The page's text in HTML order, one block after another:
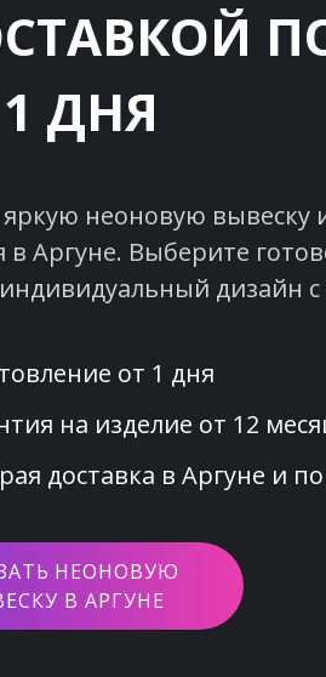
ДНЯ
неоновую вывеску
в Аргуне. Выберите
дизайн
от 1 дня
на изделие от 12
доставка в Аргуне и
НЕОНОВУЮ
В АРГУНЕ